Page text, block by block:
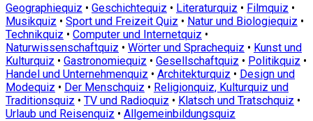
Geographiequiz • Geschichtequiz • Literaturquiz • Filmquiz •
Musikquiz • Sport und Freizeit Quiz • Natur und Biologiequiz •
Technikquiz • Computer und Internetquiz •
Naturwissenschaftquiz • Wörter und Sprachequiz • Kunst und
Kulturquiz • Gastronomiequiz • Gesellschaftquiz • Politikquiz •
Handel und Unternehmenquiz • Architekturquiz • Design und
Modequiz • Der Menschquiz • Religionquiz, Kulturquiz und
Traditionsquiz • TV und Radioquiz • Klatsch und Tratschquiz •
Urlaub und Reisenquiz • Allgemeinbildungsquiz